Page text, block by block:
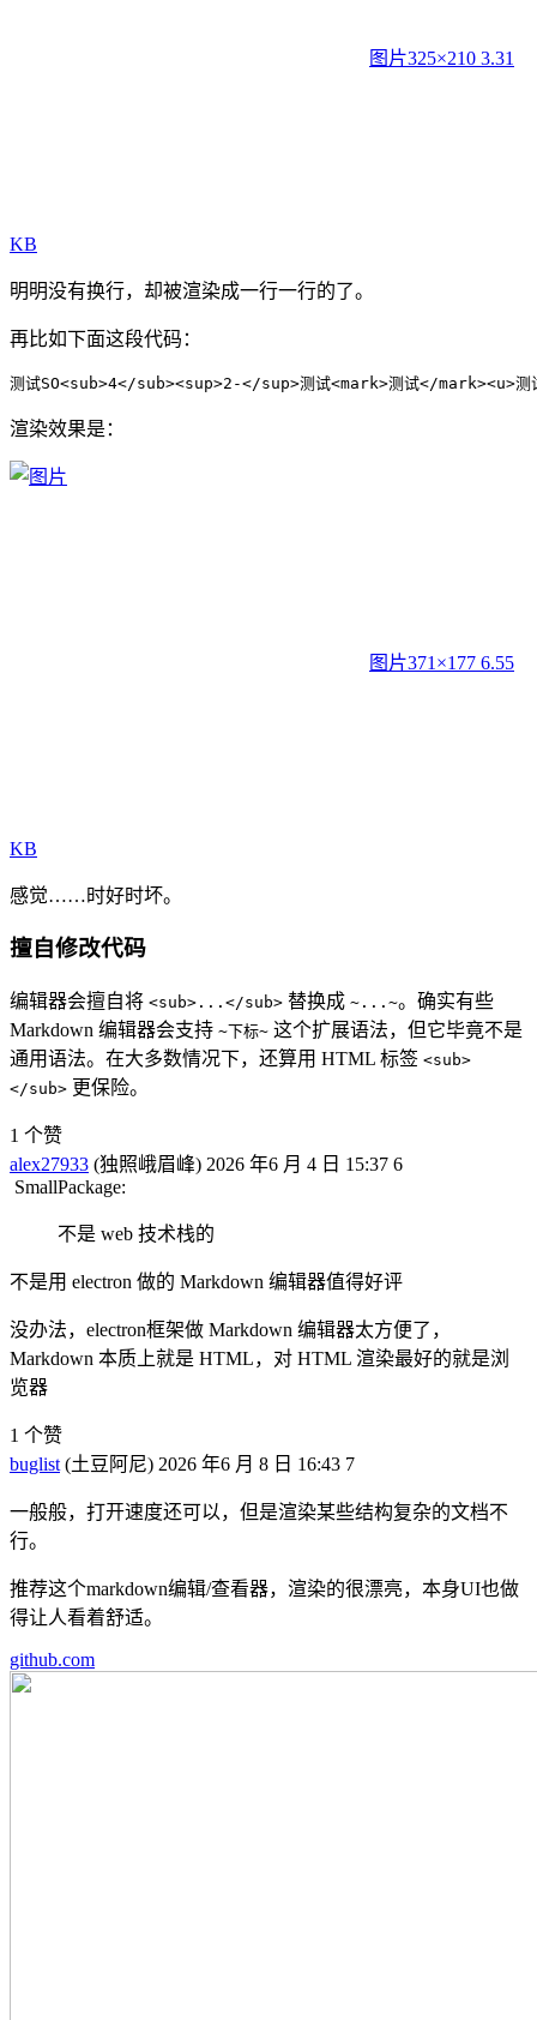
图片325×210 3.31
KB
明明没有换行，却被渲染成一行一行的了。
再比如下面这段代码：
渲染效果是：
图片371×177 6.55
KB
感觉……时好时坏。
擅自修改代码
编辑器会擅自将 <sub>...</sub> 替换成 ~...~。确实有些
Markdown 编辑器会支持 ~下标~ 这个扩展语法，但它毕竟不是
通用语法。在大多数情况下，还算用 HTML 标签 <sub>
</sub> 更保险。
1 个赞
alex27933 (独照峨眉峰) 2026 年6 月 4 日 15:37 6
SmallPackage:
不是 web 技术栈的
不是用 electron 做的 Markdown 编辑器值得好评
没办法，electron框架做 Markdown 编辑器太方便了，
Markdown 本质上就是 HTML，对 HTML 渲染最好的就是浏
览器
1 个赞
buglist (土豆阿尼) 2026 年6 月 8 日 16:43 7
一般般，打开速度还可以，但是渲染某些结构复杂的文档不
行。
推荐这个markdown编辑/查看器，渲染的很漂亮，本身UI也做
得让人看着舒适。
github.com